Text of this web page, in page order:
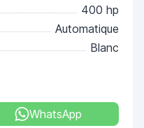
400 hp
Automatique
Blanc
WhatsApp